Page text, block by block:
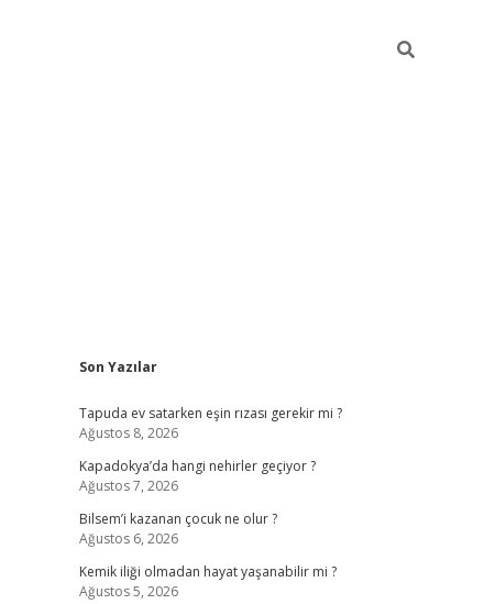
Sidebar
Son Yazılar
Tapuda ev satarken eşin rızası gerekir mi ?
Ağustos 8, 2026
Kapadokya’da hangi nehirler geçiyor ?
Ağustos 7, 2026
Bilsem’i kazanan çocuk ne olur ?
Ağustos 6, 2026
Kemik iliği olmadan hayat yaşanabilir mi ?
Ağustos 5, 2026